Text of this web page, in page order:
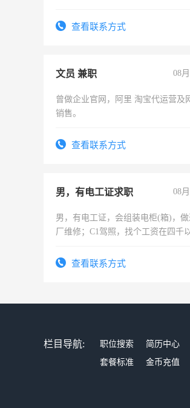
号同微信查看联系方式
文员 兼职 08
曾做企业官网，阿里 淘宝代运营及
销售。
查看联系方式
男，有电工证求职 08
男，有电工证，会组装电柜(箱)，做
厂维修；C1驾照，找个工资在四千
电话查看联系方式
栏目导航: 职位搜索 简历中心
套餐标准
金币充值